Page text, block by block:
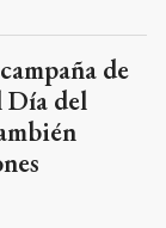
de
Día del